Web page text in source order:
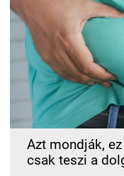
Azt mondják,
csak teszi a